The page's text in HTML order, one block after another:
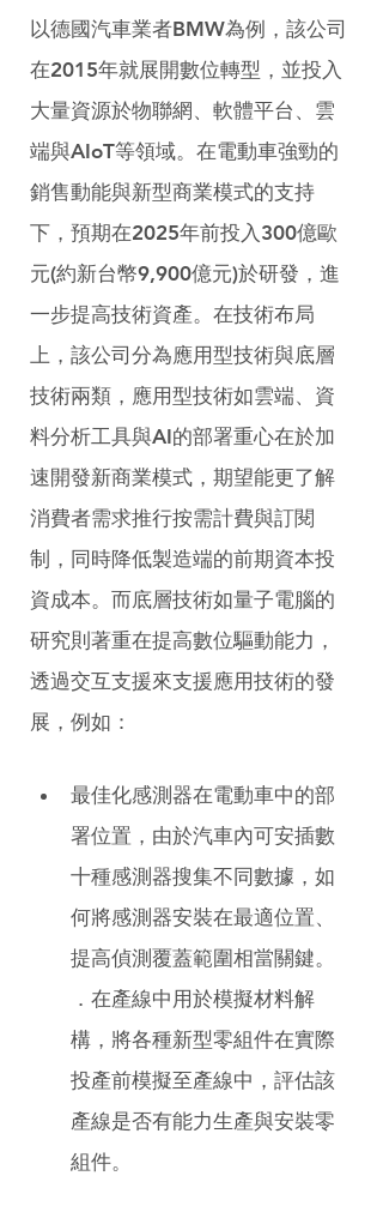
以德國汽車業者BMW為例，該公司
在2015年就展開數位轉型，並投入
大量資源於物聯網、軟體平台、雲
端與AIoT等領域。在電動車強勁的
銷售動能與新型商業模式的支持
下，預期在2025年前投入300億歐
元(約新台幣9,900億元)於研發，進
一步提高技術資產。在技術布局
上，該公司分為應用型技術與底層
技術兩類，應用型技術如雲端、資
料分析工具與AI的部署重心在於加
速開發新商業模式，期望能更了解
消費者需求推行按需計費與訂閱
制，同時降低製造端的前期資本投
資成本。而底層技術如量子電腦的
研究則著重在提高數位驅動能力，
透過交互支援來支援應用技術的發
展，例如：
最佳化感測器在電動車中的部
署位置，由於汽車內可安插數
十種感測器搜集不同數據，如
何將感測器安裝在最適位置、
提高偵測覆蓋範圍相當關鍵。
．在產線中用於模擬材料解
構，將各種新型零組件在實際
投產前模擬至產線中，評估該
產線是否有能力生產與安裝零
組件。